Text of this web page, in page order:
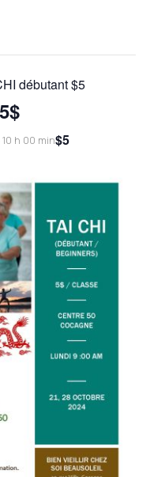
débutant $5
10 h 00 min$5